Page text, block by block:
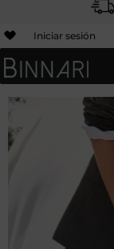
Iniciar sesión